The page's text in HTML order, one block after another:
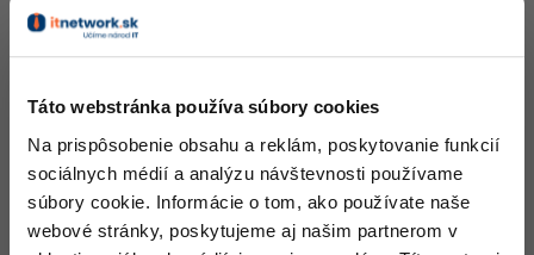
Táto webstránka používa súbory cookies
Na prispôsobenie obsahu a reklám, poskytovanie funkcií
sociálnych médií a analýzu návštevnosti používame
súbory cookie. Informácie o tom, ako používate naše
webové stránky, poskytujeme aj našim partnerom v
Vedomosti v hodnote stoviek tisíc získaš za pár eur
Došiel si až sem a to je super! Veríme, že ti prvé lekcie
ukázali niečo nového a užitočného.
Chceš v kurze pokračovať? Prejdi do
prémiové sekcie
Obsah článku spadá pod licenciuPremium, kúpou článku súhlasíš